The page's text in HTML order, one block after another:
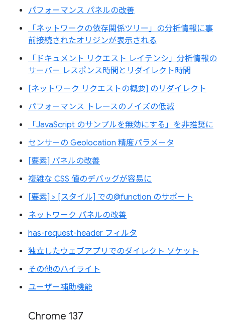
パフォーマンス パネルの改善
「ネットワークの依存関係ツリー」の分析情報に事
前接続されたオリジンが表示される
「ドキュメント リクエスト レイテンシ」分析情報の
サーバー レスポンス時間とリダイレクト時間
[ネットワーク リクエストの概要] のリダイレクト
パフォーマンス トレースのノイズの低減
「JavaScript のサンプルを無効にする」を非推奨に
センサーの Geolocation 精度パラメータ
[要素] パネルの改善
複雑な CSS 値のデバッグが容易に
[要素] > [スタイル] での@function のサポート
ネットワーク パネルの改善
has-request-header フィルタ
独立したウェブアプリでのダイレクト ソケット
その他のハイライト
ユーザー補助機能
Chrome 137